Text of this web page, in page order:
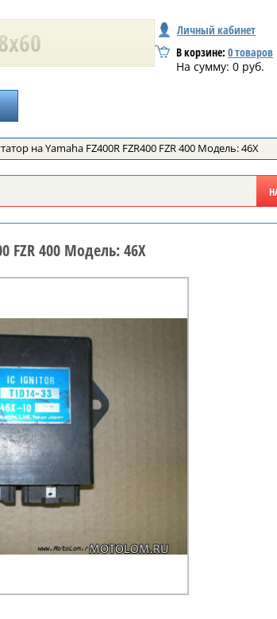
Личный кабинет
В корзине: 0товаров
На сумму: 0 руб.
на Yamaha FZ400R FZR400 FZR 400 Модель: 46X
FZR 400 Модель: 46X